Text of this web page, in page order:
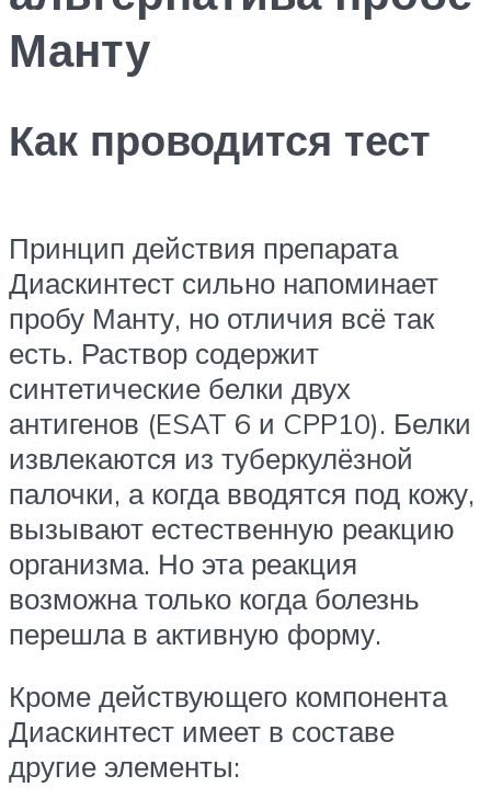
Манту
Как проводится тест
Принцип действия препарата
Диаскинтест сильно напоминает
пробу Манту, но отличия всё так
есть. Раствор содержит
синтетические белки двух
антигенов (ESAT 6 и CPP10). Белки
извлекаются из туберкулёзной
палочки, а когда вводятся под кожу,
вызывают естественную реакцию
организма. Но эта реакция
возможна только когда болезнь
перешла в активную форму.
Кроме действующего компонента
Диаскинтест имеет в составе
другие элементы: